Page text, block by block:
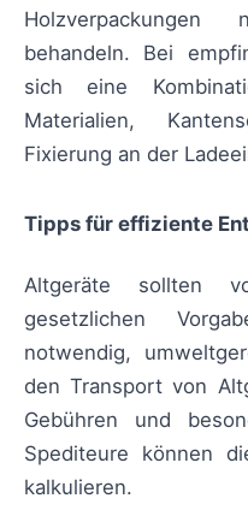
behandeln. Bei
sich eine
Materialien,
Fixierung an der
Tipps für effiziente
Altgeräte sollten
gesetzlichen
notwendig,
den Transport von
Gebühren und
Spediteure können
kalkulieren.